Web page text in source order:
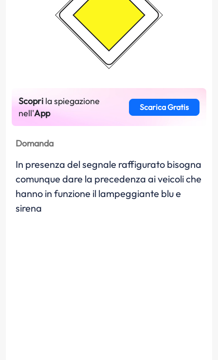
Scopri la spiegazione
nell'App
Scarica Gratis
Domanda
In presenza del segnale raffigurato bisogna
comunque dare la precedenza ai veicoli che
hanno in funzione il lampeggiante blu e
sirena